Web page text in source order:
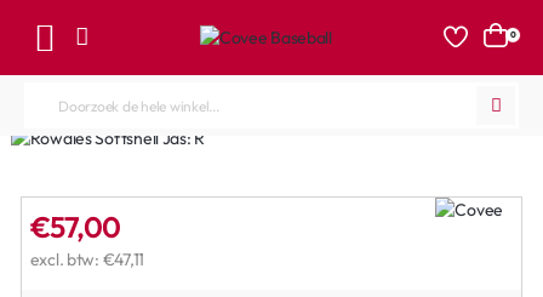
0
Doorzoek
de
winkel...
€57,00
excl. btw: €47,11